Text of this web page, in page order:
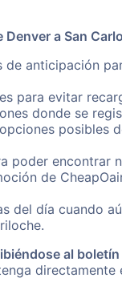
a San
de anticipación
para evitar
donde se
posibles
poder encontrar
de
del día cuando
al boletín